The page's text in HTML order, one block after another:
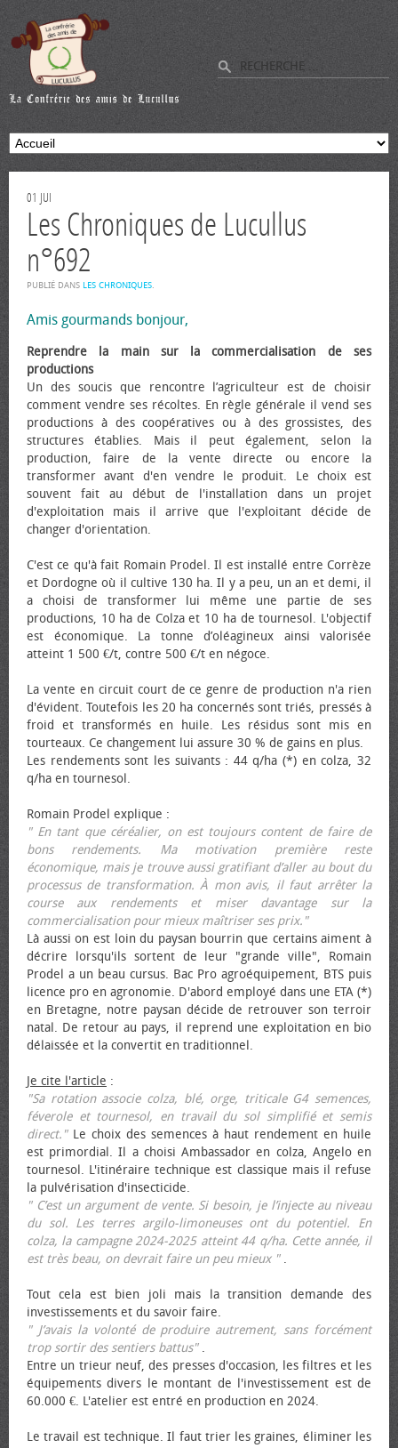
01 JUI
Les Chroniques de Lucullus
n°692
PUBLIÉ DANS LES CHRONIQUES.
Amis gourmands bonjour,
Reprendre la main sur la commercialisation de ses
productions
Un des soucis que rencontre l’agriculteur est de choisir
comment vendre ses récoltes. En règle générale il vend ses
productions à des coopératives ou à des grossistes, des
structures établies. Mais il peut également, selon la
production, faire de la vente directe ou encore la
transformer avant d'en vendre le produit. Le choix est
souvent fait au début de l'installation dans un projet
d'exploitation mais il arrive que l'exploitant décide de
changer d'orientation.
C'est ce qu'à fait Romain Prodel. Il est installé entre Corrèze
et Dordogne où il cultive 130 ha. Il y a peu, un an et demi, il
a choisi de transformer lui même une partie de ses
productions, 10 ha de Colza et 10 ha de tournesol. L'objectif
est économique. La tonne d’oléagineux ainsi valorisée
atteint 1 500 €/t, contre 500 €/t en négoce.
La vente en circuit court de ce genre de production n'a rien
d'évident. Toutefois les 20 ha concernés sont triés, pressés à
froid et transformés en huile. Les résidus sont mis en
tourteaux. Ce changement lui assure 30 % de gains en plus.
Les rendements sont les suivants : 44 q/ha (*) en colza, 32
q/ha en tournesol.
Romain Prodel explique :
" En tant que céréalier, on est toujours content de faire de
bons rendements. Ma motivation première reste
économique, mais je trouve aussi gratifiant d’aller au bout du
processus de transformation. À mon avis, il faut arrêter la
course aux rendements et miser davantage sur la
commercialisation pour mieux maîtriser ses prix."
Là aussi on est loin du paysan bourrin que certains aiment à
décrire lorsqu'ils sortent de leur "grande ville", Romain
Prodel a un beau cursus. Bac Pro agroéquipement, BTS puis
licence pro en agronomie. D'abord employé dans une ETA (*)
en Bretagne, notre paysan décide de retrouver son terroir
natal. De retour au pays, il reprend une exploitation en bio
délaissée et la convertit en traditionnel.
Je cite l'article :
"Sa rotation associe colza, blé, orge, triticale G4 semences,
féverole et tournesol, en travail du sol simplifié et semis
direct."Le choix des semences à haut rendement en huile
est primordial. Il a choisi Ambassador en colza, Angelo en
tournesol. L'itinéraire technique est classique mais il refuse
la pulvérisation d'insecticide.
" C’est un argument de vente. Si besoin, je l’injecte au niveau
du sol. Les terres argilo-limoneuses ont du potentiel. En
colza, la campagne 2024-2025 atteint 44 q/ha. Cette année, il
est très beau, on devrait faire un peu mieux ".
Tout cela est bien joli mais la transition demande des
investissements et du savoir faire.
" J’avais la volonté de produire autrement, sans forcément
trop sortir des sentiers battus".
Entre un trieur neuf, des presses d'occasion, les filtres et les
équipements divers le montant de l'investissement est de
60.000 €. L'atelier est entré en production en 2024.
Le travail est technique. Il faut trier les graines, éliminer les